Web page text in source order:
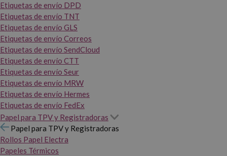
Etiquetas de envío DPD
Etiquetas de envío TNT
Etiquetas de envío GLS
Etiquetas de envío Correos
Etiquetas de envío SendCloud
Etiquetas de envío CTT
Etiquetas de envío Seur
Etiquetas de envío MRW
Etiquetas de envío Hermes
Etiquetas de envío FedEx
Papel para TPV y Registradoras
Papel para TPV y Registradoras
Rollos Papel Electra
Papeles Térmicos